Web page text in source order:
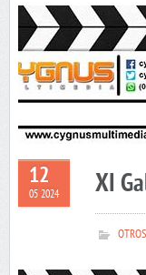
12
05 2024 XI